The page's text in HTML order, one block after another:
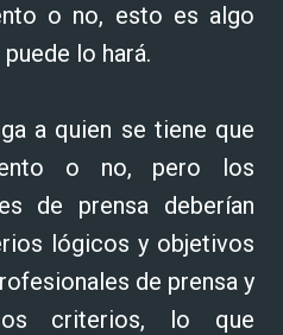
o no, esto es algo
lo hará.
a quien se tiene que
o no, pero los
de prensa deberían
lógicos y objetivos
de prensa y
criterios, lo que